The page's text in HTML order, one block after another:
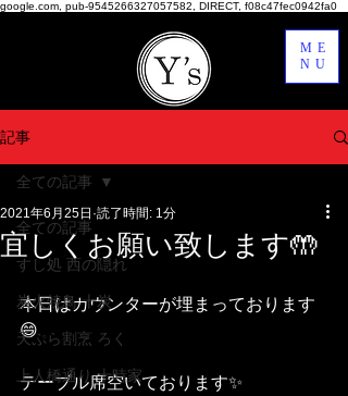
google.com, pub-9545266327057582, DIRECT, f08c47fec0942fa0
ME
NU
記事
全ての記事
すし処 西の隠れ
炭火焼鳥 十炭
天ぷら割烹 ろく
上人橋通り 十時家
全ての記事
宜しくお願い致します🤲
2021年6月25日 読了時間: 1分
本日はカウンターが埋まっております
😄
テーブル席空いております✨